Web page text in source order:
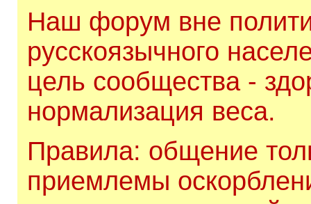
Наш форум вне
русскоязычного
цель сообщества -
нормализация веса.
Правила: общение
приемлемы